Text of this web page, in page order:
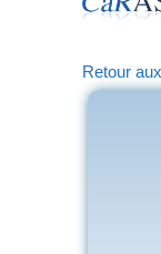
Retour